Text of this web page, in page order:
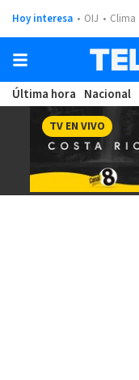
Hoy interesa OIJ Clima
Última hora Nacional
TV EN VIVO